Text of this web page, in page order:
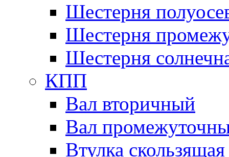
Шестерня
Шестерня
Шестерня
КПП
Вал вторичный
Вал
Втулка скользящая